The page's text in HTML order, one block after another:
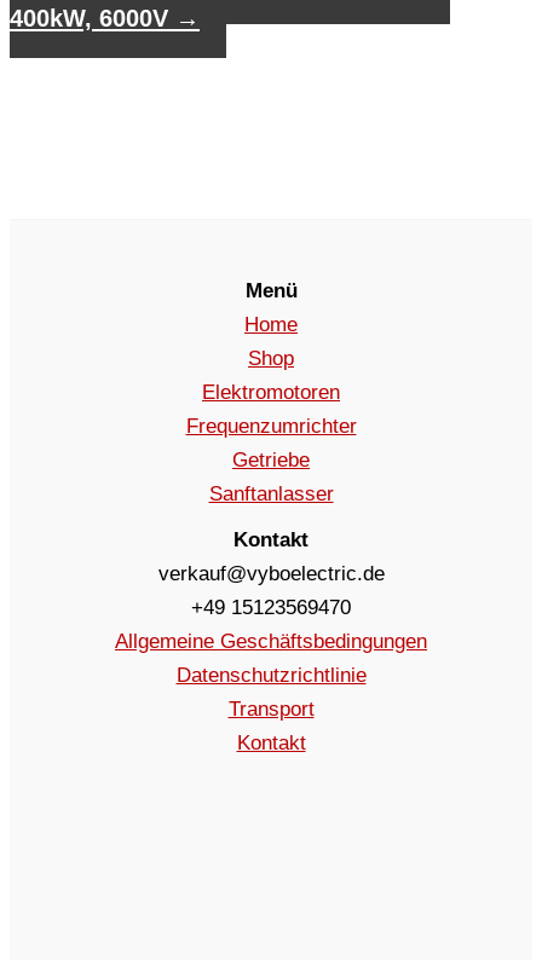
400kW, 6000V →
Menü
Home
Shop
Elektromotoren
Frequenzumrichter
Getriebe
Sanftanlasser
Kontakt
verkauf@vyboelectric.de
+49 15123569470
Allgemeine Geschäftsbedingungen
Datenschutzrichtlinie
Transport
Kontakt